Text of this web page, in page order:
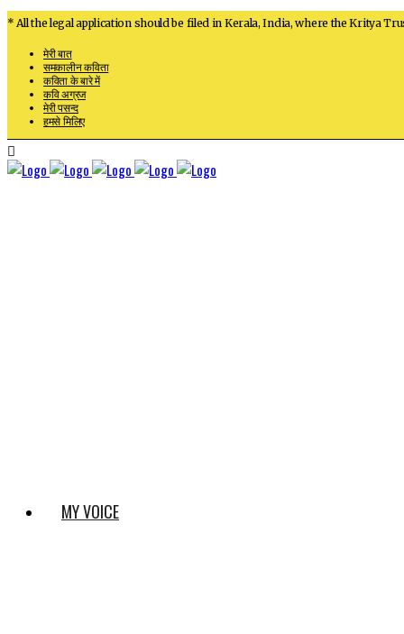
* All the legal application should be filed in Kerala, India, where the Kritya
मेरी बात
समकालीन कविता
कविता के बारे में
कवि अग्रज
मेरी पसन्द
हमसे मिलिए
MY VOICE